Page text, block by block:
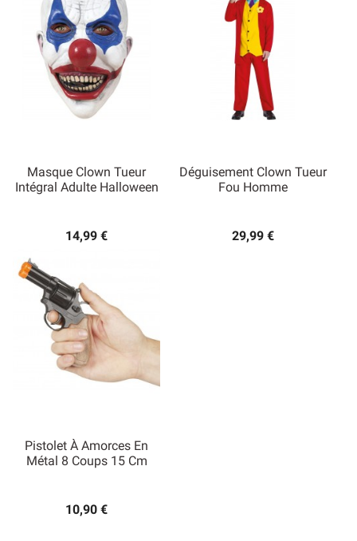
Masque Clown Tueur
Intégral Adulte Halloween
14,99 €
Déguisement Clown Tueur
Fou Homme
29,99 €
Pistolet À Amorces En
Métal 8 Coups 15 Cm
10,90 €